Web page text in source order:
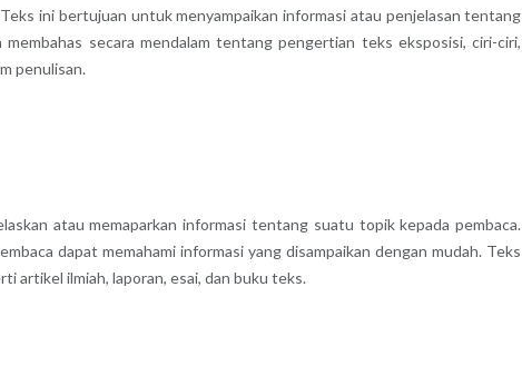
ini bertujuan untuk menyampaikan informasi atau penjelasan tentang
secara mendalam tentang pengertian teks eksposisi, ciri-ciri,
penulisan.
atau memaparkan informasi tentang suatu topik kepada pembaca.
dapat memahami informasi yang disampaikan dengan mudah. Teks
artikel ilmiah, laporan, esai, dan buku teks.